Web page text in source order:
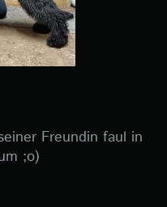
Freundin faul in
;o)